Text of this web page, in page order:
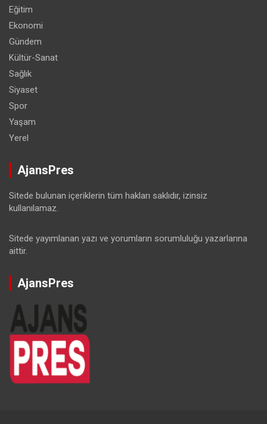
Eğitim
Ekonomi
Gündem
Kültür-Sanat
Sağlık
Siyaset
Spor
Yaşam
Yerel
AjansPres
Sitede bulunan içeriklerin tüm hakları saklıdır, izinsiz
kullanılamaz.
Sitede yayımlanan yazı ve yorumların sorumluluğu yazarlarına
aittir.
AjansPres